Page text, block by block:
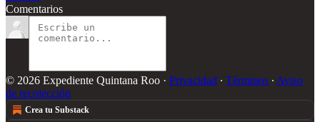
Comentarios
© 2026 Expediente Quintana Roo · Privacidad ∙ Términos ∙ Aviso
de recolección
Crea tu Substack